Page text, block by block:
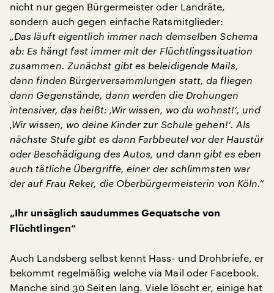
nicht nur gegen Bürgermeister oder Landräte,
sondern auch gegen einfache Ratsmitglieder:
„Das läuft eigentlich immer nach demselben Schema
ab: Es hängt fast immer mit der Flüchtlingssituation
zusammen. Zunächst gibt es beleidigende Mails,
dann finden Bürgerversammlungen statt, da fliegen
dann Gegenstände, dann werden die Drohungen
intensiver, das heißt: ‚Wir wissen, wo du wohnst!‘, und
‚Wir wissen, wo deine Kinder zur Schule gehen!‘. Als
nächste Stufe gibt es dann Farbbeutel vor der Haustür
oder Beschädigung des Autos, und dann gibt es eben
auch tätliche Übergriffe, einer der schlimmsten war
der auf Frau Reker, die Oberbürgermeisterin von Köln.“
„Ihr unsäglich saudummes Gequatsche von
Flüchtlingen“
Auch Landsberg selbst kennt Hass- und Drohbriefe, er
bekommt regelmäßig welche via Mail oder Facebook.
Manche sind 30 Seiten lang. Viele löscht er, einige hat